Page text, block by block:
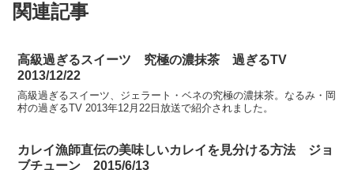
関連記事
高級過ぎるスイーツ 究極の濃抹茶 過ぎるTV
2013/12/22
高級過ぎるスイーツ、ジェラート・ベネの究極の濃抹茶。なるみ・岡
村の過ぎるTV 2013年12月22日放送で紹介されました。
カレイ漁師直伝の美味しいカレイを見分ける方法 ジョ
ブチューン 2015/6/13